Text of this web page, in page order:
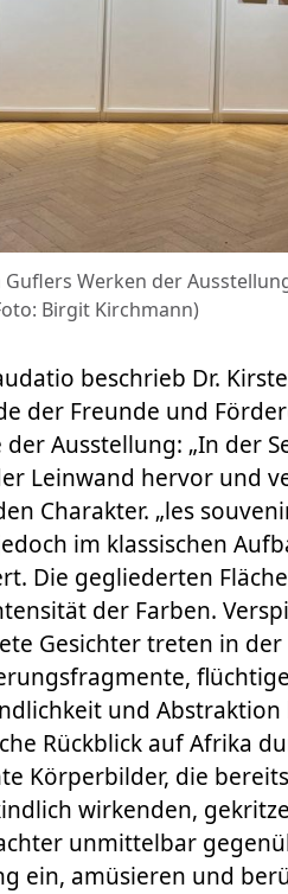
Werken der
Birgit Kirchmann)
beschrieb Dr.
der Freunde und
der Ausstellung: „In der
Leinwand hervor und
Charakter. „les
im klassischen
Die gegliederten
der Farben.
Gesichter treten in der
und
Rückblick auf Afrika
Körperbilder, die
wirkenden,
unmittelbar
ein, amüsieren und